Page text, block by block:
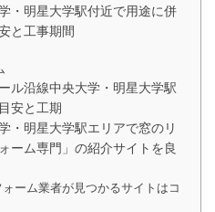
・明星大学駅付近で用途に併
と工事期間
ル沿線中央大学・明星大学駅
安と工期
・明星大学駅エリアで窓のリ
ーム専門」の紹介サイトを良
ーム業者が見つかるサイトはコ